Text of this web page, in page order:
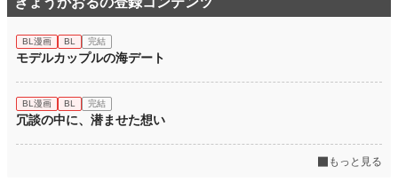
BL漫画 BL 完結
モデルカップルの海デート
BL漫画 BL 完結
冗談の中に、潜ませた想い
もっと見る